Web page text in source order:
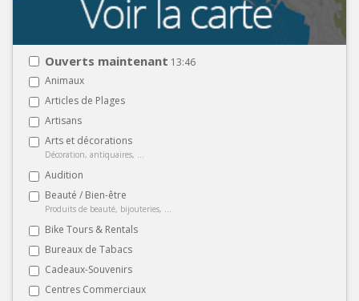
Ouverts maintenant 13:46
Animaux
Articles de Plages
Artisans
Arts et décorations
Décoration, antiquaires, ...
Audition
Beauté / Bien-être
Produits de beauté, bijouteries, ...
Bike Tours & Rentals
Bureaux de Tabacs
Cadeaux-Souvenirs
Centres Commerciaux